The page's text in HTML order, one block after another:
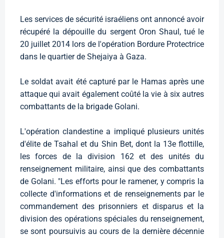
Les services de sécurité israéliens ont annoncé avoir
récupéré la dépouille du sergent Oron Shaul, tué le
20 juillet 2014 lors de l'opération Bordure Protectrice
dans le quartier de Shejaiya à Gaza.
Le soldat avait été capturé par le Hamas après une
attaque qui avait également coûté la vie à six autres
combattants de la brigade Golani.
L'opération clandestine a impliqué plusieurs unités
d'élite de Tsahal et du Shin Bet, dont la 13e flottille,
les forces de la division 162 et des unités du
renseignement militaire, ainsi que des combattants
de Golani. "Les efforts pour le ramener, y compris la
collecte d'informations et de renseignements par le
commandement des prisonniers et disparus et la
division des opérations spéciales du renseignement,
se sont poursuivis au cours de la dernière décennie